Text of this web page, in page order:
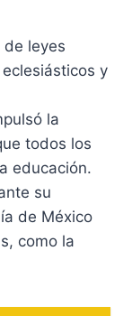
de leyes
y
la
todos los
educación.
su
de México
como la